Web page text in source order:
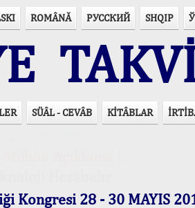
ROMÂNĂ РУССКИЙ SHQIP
SÜÂL - CEVÂB KİTÂBLAR
Kongresi 28 - 30 MAYIS